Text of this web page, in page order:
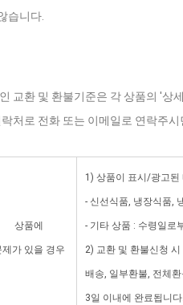
습니다.
교환 및 환불기준은 각 상품의 '상
처로 전화 또는 이메일로 연락주
상품에
제가 있을 경우
1) 상품이 표시/광고된
- 신선식품, 냉장식품,
- 기타 상품 : 수령일로
2) 교환 및 환불신청
배송, 일부환불, 전체
3일 이내에 완료됩니